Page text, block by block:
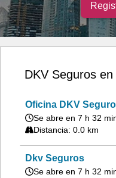
DKV Seguros
Oficina DKV
Se abre en 7 h 32
Distancia: 0.0 km
Dkv Seguros
Se abre en 7 h 32